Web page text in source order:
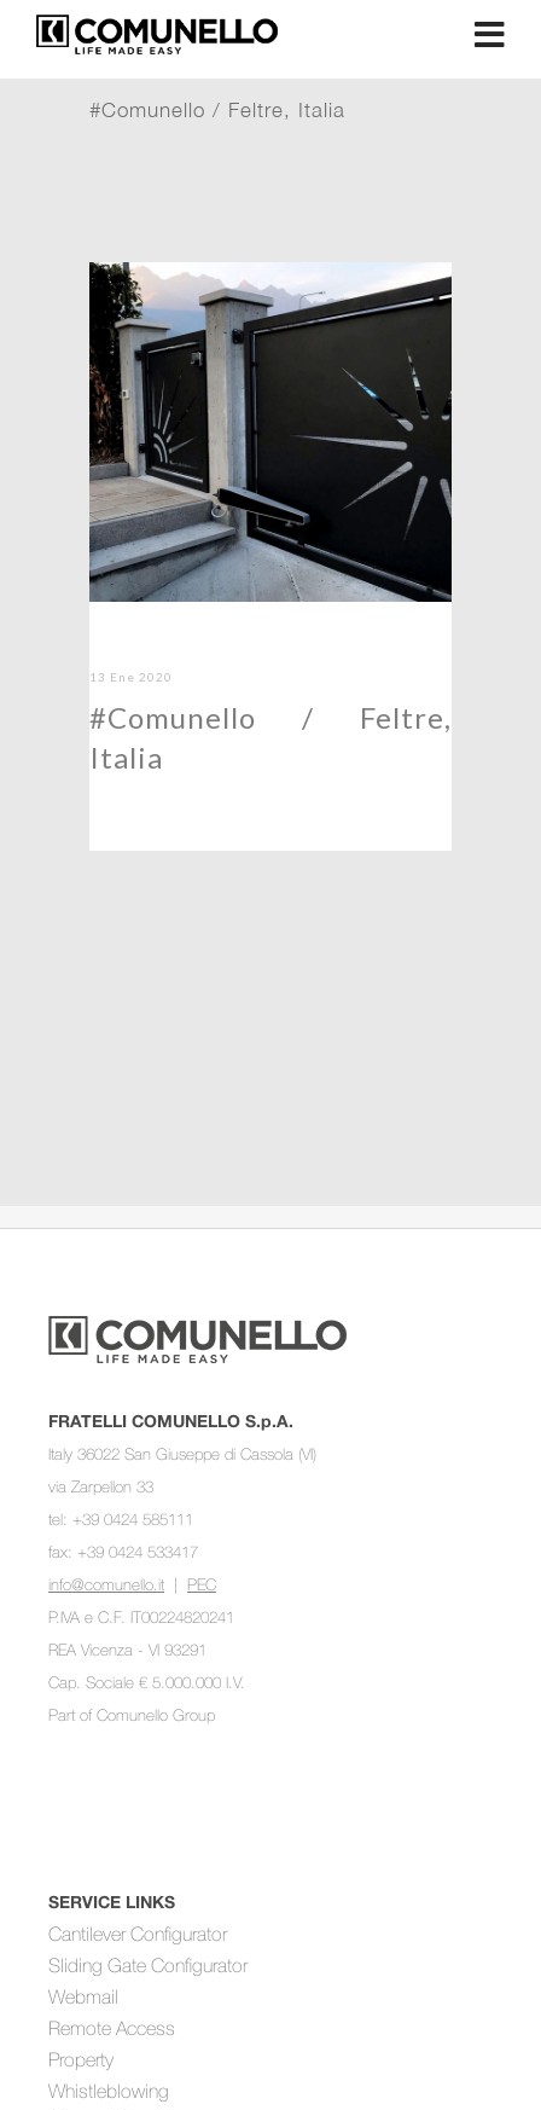
#Comunello / Feltre, Italia
13 Ene 2020
#Comunello / Feltre,
Italia
FRATELLI COMUNELLO S.p.A.
Italy 36022 San Giuseppe di Cassola (VI)
via Zarpellon 33
tel: +39 0424 585111
fax: +39 0424 533417
info@comunello.it | PEC
P.IVA e C.F. IT00224820241
REA Vicenza - VI 93291
Cap. Sociale € 5.000.000 I.V.
Part of Comunello Group
SERVICE LINKS
Cantilever Configurator
Sliding Gate Configurator
Webmail
Remote Access
Property
Whistleblowing